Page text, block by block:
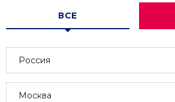
ВСЕ
Россия
Москва